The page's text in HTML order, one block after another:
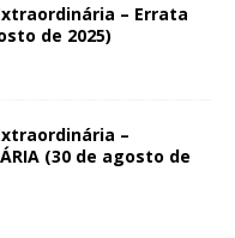
– Errata
de 2025)
–
(30 de agosto de